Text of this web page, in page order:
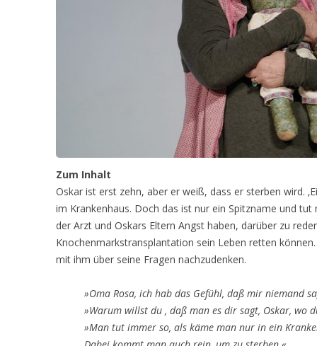
Zum Inhalt
Oskar ist erst zehn, aber er weiß, dass er sterben wird.
im Krankenhaus. Doch das ist nur ein Spitzname und
der Arzt und Oskars Eltern Angst haben, darüber zu
Knochenmarkstransplantation sein Leben retten
mit ihm über seine Fragen nachzudenken.
»Oma Rosa, ich hab das Gefühl, daß mir niemand
»Warum willst du , daß man es dir sagt, Oskar, wo
»Man tut immer so, als käme man nur in ein